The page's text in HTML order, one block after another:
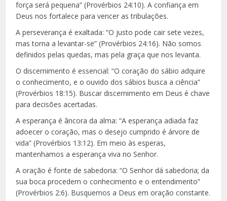
força será pequena” (Provérbios 24:10). A confiança em
Deus nos fortalece para vencer as tribulações.
A perseverança é exaltada: “O justo pode cair sete vezes,
mas torna a levantar-se” (Provérbios 24:16). Não somos
definidos pelas quedas, mas pela graça que nos levanta.
O discernimento é essencial: “O coração do sábio adquire
o conhecimento, e o ouvido dos sábios busca a ciência”
(Provérbios 18:15). Buscar discernimento em Deus é chave
para decisões acertadas.
A esperança é âncora da alma: “A esperança adiada faz
adoecer o coração, mas o desejo cumprido é árvore de
vida” (Provérbios 13:12). Em meio às esperas,
mantenhamos a esperança viva no Senhor.
A oração é fonte de sabedoria: “O Senhor dá sabedoria; da
sua boca procedem o conhecimento e o entendimento”
(Provérbios 2:6). Busquemos a Deus em oração constante.